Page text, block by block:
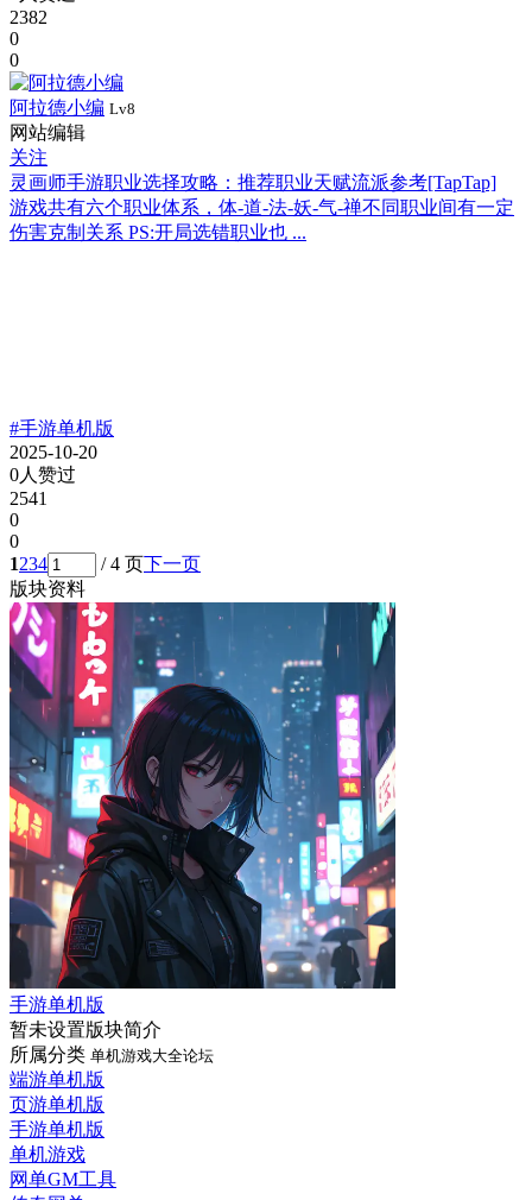
2382
0
0
阿拉德小编 Lv8
网站编辑
关注
灵画师手游职业选择攻略：推荐职业天赋流派参考[TapTap]
游戏共有六个职业体系，体-道-法-妖-气-禅 ​ 不同职业间有一定
伤害克制关系 PS:开局选错职业也 ...
#手游单机版
2025-10-20
0人赞过
2541
0
0
1234 / 4 页下一页
版块资料
手游单机版
暂未设置版块简介
所属分类 单机游戏大全论坛
端游单机版
页游单机版
手游单机版
单机游戏
网单GM工具